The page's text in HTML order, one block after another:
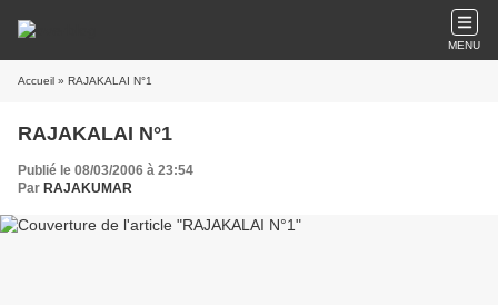
MENU
Accueil » RAJAKALAI N°1
RAJAKALAI N°1
Publié le 08/03/2006 à 23:54
Par RAJAKUMAR